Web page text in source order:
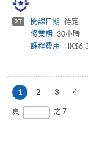
PT 開課日期
待定
修業期
30小時
課程費用
1 本
頁
2 3 4
頁 之 7